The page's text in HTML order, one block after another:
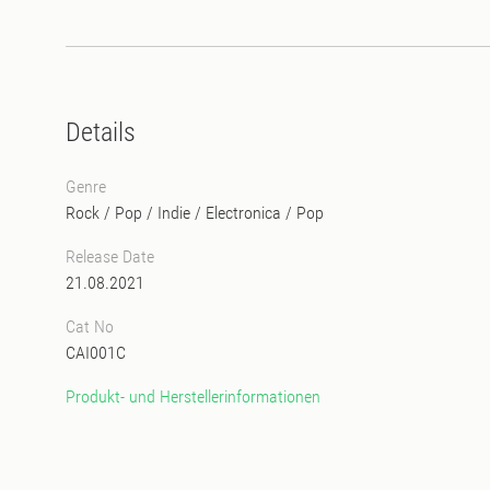
Details
Genre
Rock / Pop / Indie / Electronica / Pop
Release Date
21.08.2021
Cat No
CAI001C
Produkt- und Herstellerinformationen